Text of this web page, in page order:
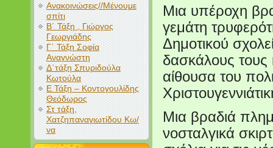
Ανακοινώσεις//Μένουμε
σπίτι
Β΄ Τάξη , Γιώργος
Γεωργιάδης
Γ΄ Τάξη Σοφία
Αναγνώστη
Δ΄τάξη Σπυριδούλα
Κωτούλα
Ε Τάξη – Κοντογουλίδης
Θεόδωρος
Στ τάξη,
Χατζηπαναγιωτίδου Κω/
να
Μια υπέροχη
γεμάτη
Δημοτικού
δασκάλους τους
αίθουσα του
Μια βραδιά
νοσταλγικά